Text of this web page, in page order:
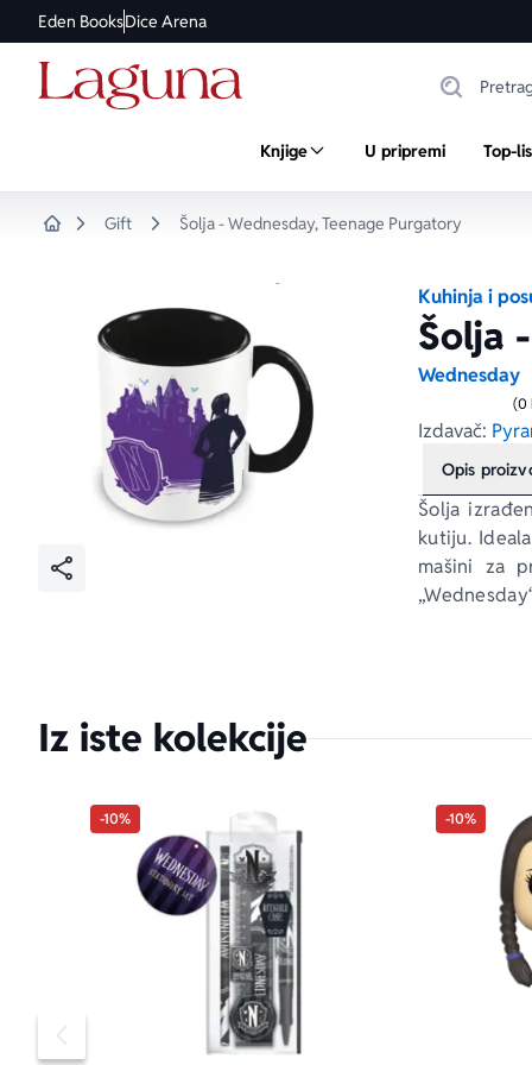
Eden BooksDice Arena
Knjige U pripremi Top-
Gift Šolja - Wednesday, Teenage Purgatory
Kuhinja i
Šolja
Wednesday
(0
Izdavač:
Opis
Šolja
kutiju.
mašini za
Iz iste kolekcije
Pomeranje sadržaja slajdera u levo
-10% -10%